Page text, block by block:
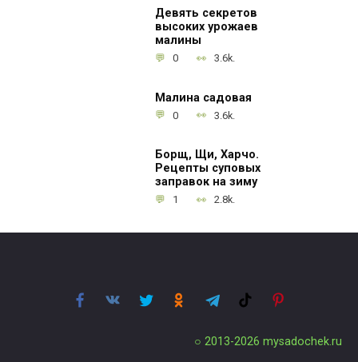
Девять секретов
высоких урожаев
малины
0 3.6k.
Малина садовая
0 3.6k.
Борщ, Щи, Харчо.
Рецепты суповых
заправок на зиму
1 2.8k.
○ 2013-2026 mysadochek.ru